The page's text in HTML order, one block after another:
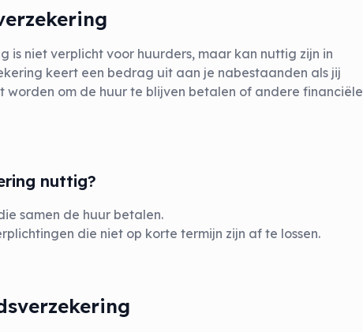
is niet verplicht voor huurders, maar kan nuttig zijn in
keert een bedrag uit aan je nabestaanden als jij
om de huur te blijven betalen of andere financiële
nuttig?
samen de huur betalen.
die niet op korte termijn zijn af te lossen.